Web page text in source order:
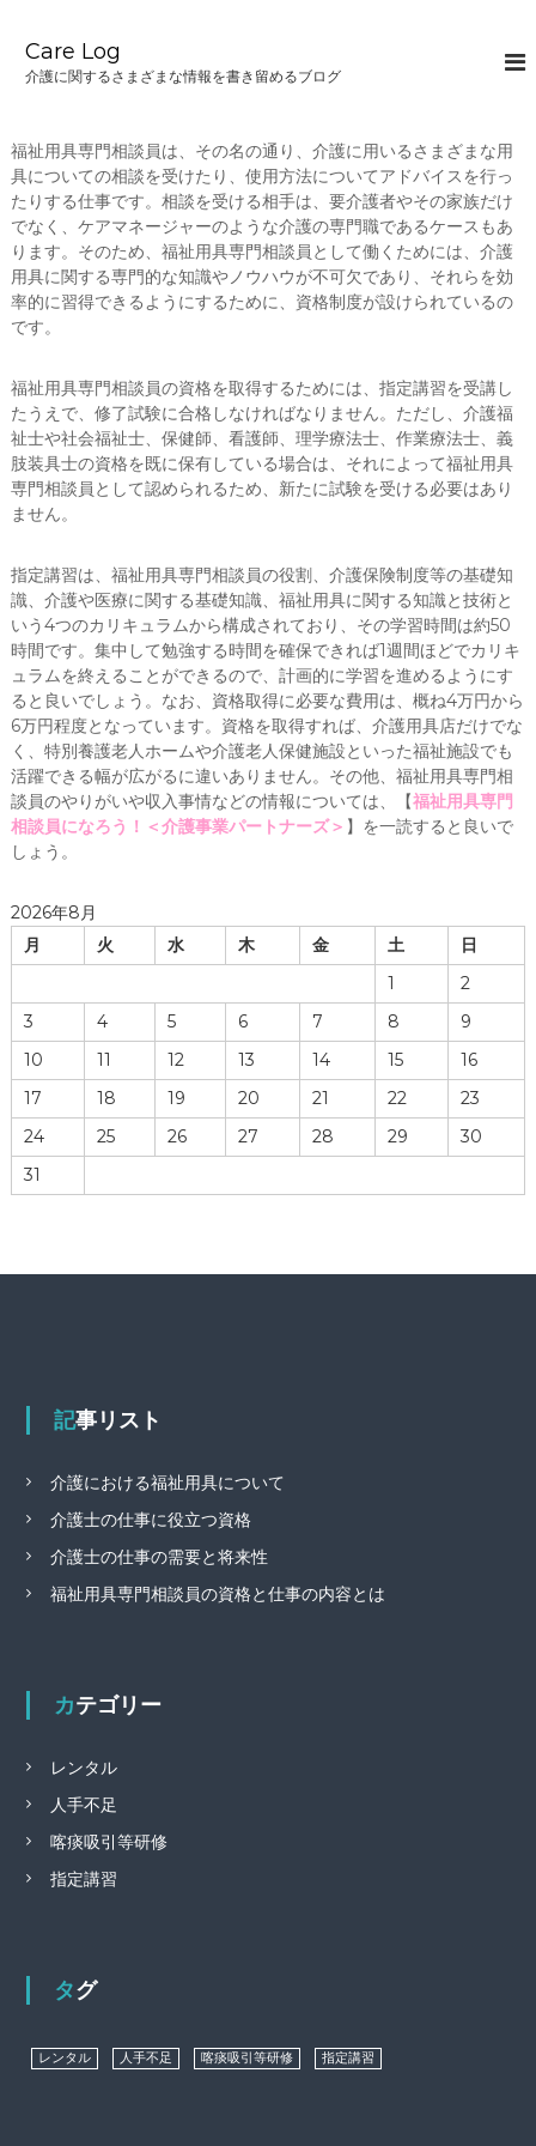
ス
キ
ッ
Care Log
介護に関するさまざまな情報を書き留めるブログ
福祉用具専門相談員は、その名の通り、介護に用いるさまざまな用
具についての相談を受けたり、使用方法についてアドバイスを行っ
たりする仕事です。相談を受ける相手は、要介護者やその家族だけ
でなく、ケアマネージャーのような介護の専門職であるケースもあ
ります。そのため、福祉用具専門相談員として働くためには、介護
用具に関する専門的な知識やノウハウが不可欠であり、それらを効
率的に習得できるようにするために、資格制度が設けられているの
です。
福祉用具専門相談員の資格を取得するためには、指定講習を受講し
たうえで、修了試験に合格しなければなりません。ただし、介護福
祉士や社会福祉士、保健師、看護師、理学療法士、作業療法士、義
肢装具士の資格を既に保有している場合は、それによって福祉用具
専門相談員として認められるため、新たに試験を受ける必要はあり
ません。
指定講習は、福祉用具専門相談員の役割、介護保険制度等の基礎知
識、介護や医療に関する基礎知識、福祉用具に関する知識と技術と
いう4つのカリキュラムから構成されており、その学習時間は約50
時間です。集中して勉強する時間を確保できれば1週間ほどでカリキ
ュラムを終えることができるので、計画的に学習を進めるようにす
ると良いでしょう。なお、資格取得に必要な費用は、概ね4万円から
6万円程度となっています。資格を取得すれば、介護用具店だけでな
く、特別養護老人ホームや介護老人保健施設といった福祉施設でも
活躍できる幅が広がるに違いありません。その他、福祉用具専門相
談員のやりがいや収入事情などの情報については、【福祉用具専門
相談員になろう！＜介護事業パートナーズ＞ 】を一読すると良いで
しょう。
2026年8月
月
火 水 木 金 土
日
1
2
3
4 5 6 7 8
9
10
11 12 13 14 15
16
17
18 19 20 21 22
23
24
25 26 27 28 29
30
31
記事リスト
介護における福祉用具について
介護士の仕事に役立つ資格
介護士の仕事の需要と将来性
福祉用具専門相談員の資格と仕事の内容とは
カテゴリー
レンタル
人手不足
喀痰吸引等研修
指定講習
タグ
レンタル 人手不足 喀痰吸引等研修 指定講習